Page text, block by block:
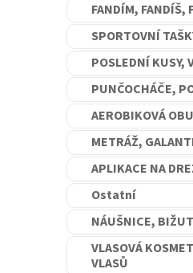
FANDÍM, FANDÍŠ,
SPORTOVNÍ
POSLEDNÍ KUSY,
PUNČOCHÁČE,
AEROBIKOVÁ
METRÁŽ,
APLIKACE NA
Ostatní
NÁUŠNICE,
VLASOVÁ
VLASŮ